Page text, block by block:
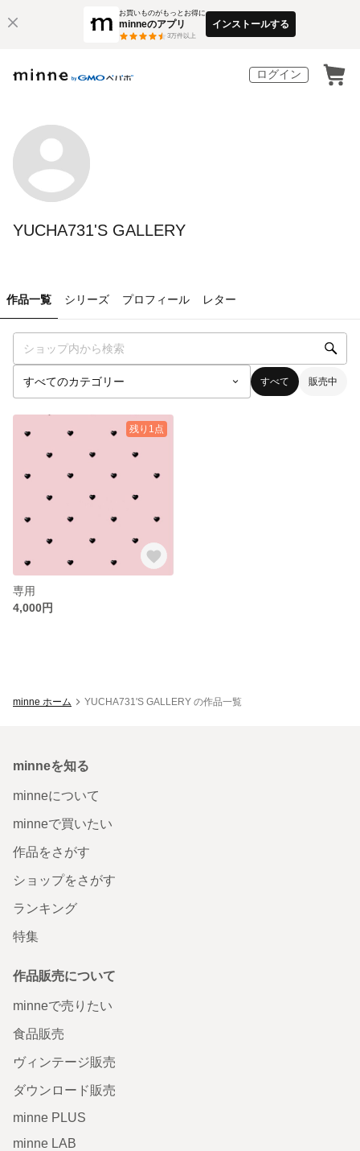
お買いものがもっとお得に
minneのアプリ
3万件以上
インストールする
ログイン
YUCHA731'S GALLERY
作品一覧 シリーズ プロフィール レター
すべて 販売中
残り1点
専用
4,000円
minne ホーム YUCHA731'S GALLERY の作品一覧
minneを知る
minneについて
minneで買いたい
作品をさがす
ショップをさがす
ランキング
特集
作品販売について
minneで売りたい
食品販売
ヴィンテージ販売
ダウンロード販売
minne PLUS
minne LAB